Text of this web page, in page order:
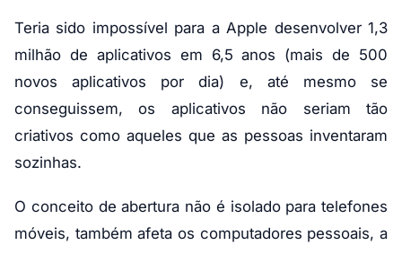
Teria sido impossível para a Apple desenvolver 1,3
milhão de aplicativos em 6,5 anos (mais de 500
novos aplicativos por dia) e, até mesmo se
conseguissem, os aplicativos não seriam tão
criativos como aqueles que as pessoas inventaram
sozinhas.
O conceito de abertura não é isolado para telefones
móveis, também afeta os computadores pessoais, a